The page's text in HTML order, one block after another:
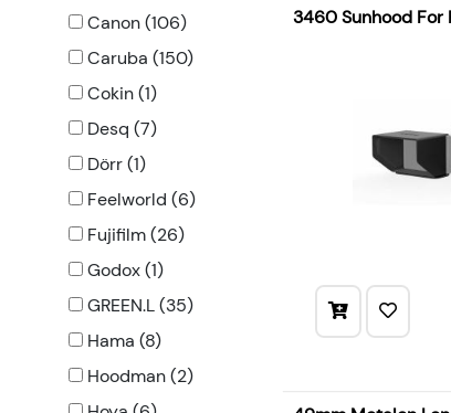
Canon (106)
Caruba (150)
Cokin (1)
Desq (7)
Dörr (1)
Feelworld (6)
Fujifilm (26)
Godox (1)
GREEN.L (35)
Hama (8)
Hoodman (2)
3460 Sunhood For